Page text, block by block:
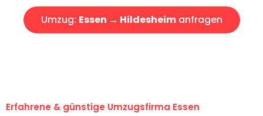
Umzug: Essen → Hildesheimanfragen
Erfahrene & günstige Umzugsfirma Essen